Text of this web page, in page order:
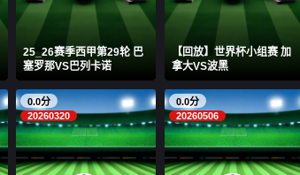
25_26赛季西甲第29轮 巴
塞罗那VS巴列卡诺
【回放】世界杯小组赛 加
拿大VS波黑
0.0分
20260320
0.0分
20260506